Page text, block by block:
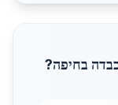
בחיפה?